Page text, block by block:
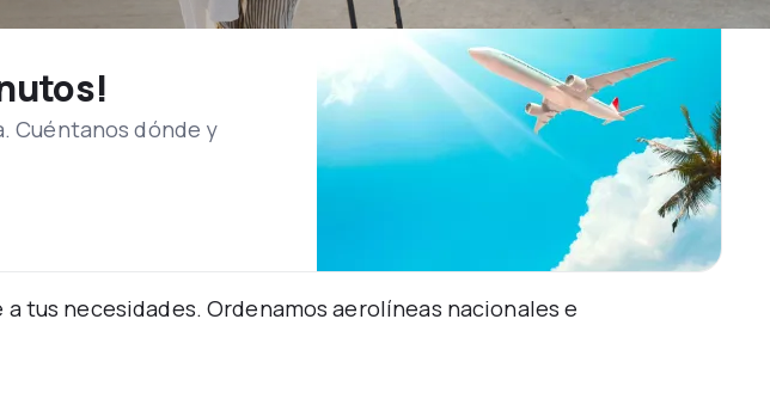
Cuéntanos dónde y
tus necesidades. Ordenamos aerolíneas nacionales e